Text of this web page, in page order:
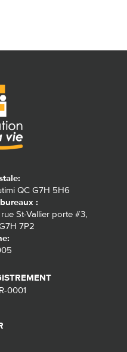
QC G7H 5H6
:
St-Vallier porte #3,
7P2
0001